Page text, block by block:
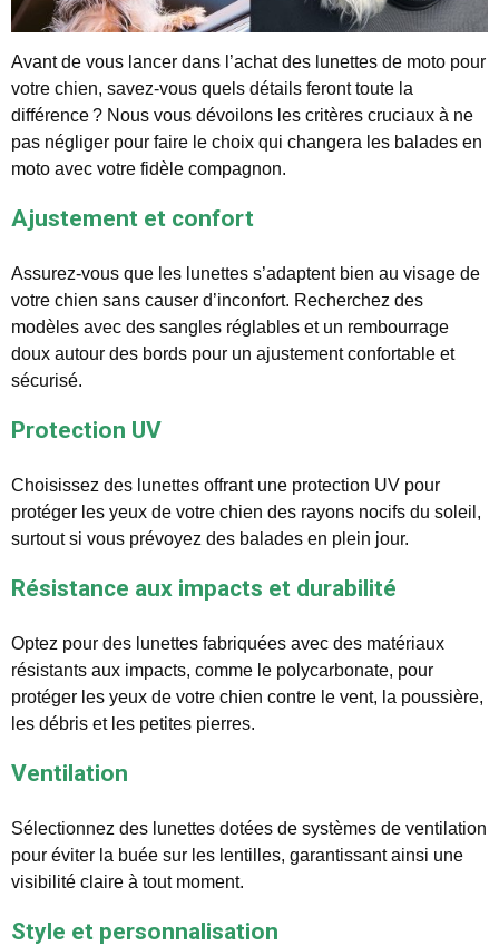
Avant de vous lancer dans l’achat des lunettes de moto pour
votre chien, savez-vous quels détails feront toute la
différence ? Nous vous dévoilons les critères cruciaux à ne
pas négliger pour faire le choix qui changera les balades en
moto avec votre fidèle compagnon.
Ajustement et confort
Assurez-vous que les lunettes s’adaptent bien au visage de
votre chien sans causer d’inconfort. Recherchez des
modèles avec des sangles réglables et un rembourrage
doux autour des bords pour un ajustement confortable et
sécurisé.
Protection UV
Choisissez des lunettes offrant une protection UV pour
protéger les yeux de votre chien des rayons nocifs du soleil,
surtout si vous prévoyez des balades en plein jour.
Résistance aux impacts et durabilité
Optez pour des lunettes fabriquées avec des matériaux
résistants aux impacts, comme le polycarbonate, pour
protéger les yeux de votre chien contre le vent, la poussière,
les débris et les petites pierres.
Ventilation
Sélectionnez des lunettes dotées de systèmes de ventilation
pour éviter la buée sur les lentilles, garantissant ainsi une
visibilité claire à tout moment.
Style et personnalisation